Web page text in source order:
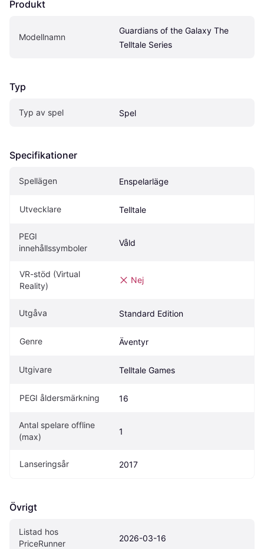
Produkt
Modellnamn
Guardians of the Galaxy The
Telltale Series
Typ
Typ av spel Spel
Specifikationer
Spellägen Enspelarläge
Utvecklare Telltale
PEGI
innehållssymboler
Våld
VR-stöd (Virtual
Reality)
Nej
Utgåva Standard Edition
Genre Äventyr
Utgivare Telltale Games
PEGI åldersmärkning 16
Antal spelare offline
(max)
1
Lanseringsår 2017
Övrigt
Listad hos
PriceRunner
2026-03-16